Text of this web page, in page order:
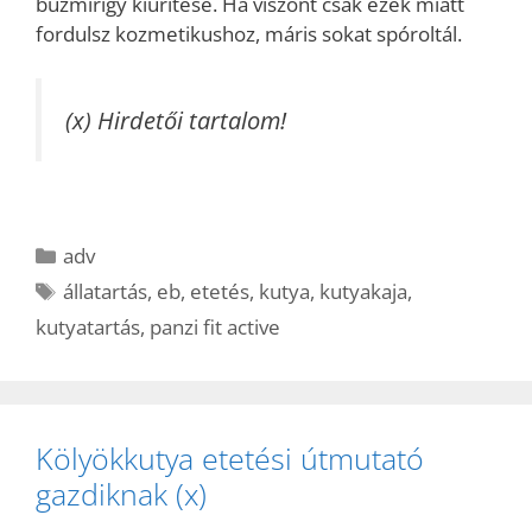
fordulsz kozmetikushoz, máris sokat spóroltál.
(x) Hirdetői tartalom!
Kategória
adv
Címkék
állatartás, eb, etetés, kutya, kutyakaja,
kutyatartás, panzi fit active
Kölyökkutya etetési útmutató
gazdiknak (x)